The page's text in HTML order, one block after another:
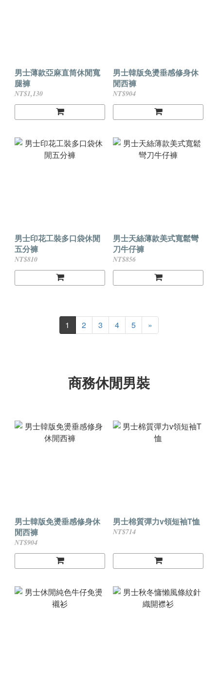
男士薄款亞麻直筒休閒寬
腿褲
NT$1,130
男士韓版免燙垂感修身休
閒西褲
NT$904
男士印花工裝多口袋休閒
五分褲
NT$810
男士天絲薄款美式寬鬆彎
刀牛仔褲
NT$856
1 2 3 4 5 »
商務休閒男裝
男士韓版免燙垂感修身休
閒西褲
NT$904
男士棉質彈力v領短袖T恤
NT$714